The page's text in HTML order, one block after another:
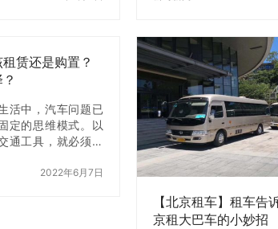
划用车方案。 一、
市场概况 北京租车
型客车，服务模式
自驾、带司机租赁
价格受车型配置、
合需求与预算综合
型的租赁费用明细，为
的租车参考。 一、30
特点及适用场景 30人座
中型巴士，介于小型巴
巴之间，具备座位适中
的特点。 二、30人座
用影响因素 三、不同大
车费用详解 以下为常见
车的租赁费用参考（以8
赁还是购置？
活中，汽车问题已
定的思维模式。以
通工具，就必须要
太多的选择。但
2022年6月7日
【北京租车】租车告
京租大巴车的小妙招